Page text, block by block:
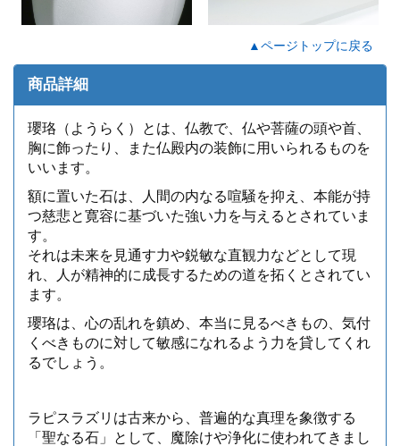
▲ページトップに戻る
商品詳細
瓔珞（ようらく）とは、仏教で、仏や菩薩の頭や首、
胸に飾ったり、また仏殿内の装飾に用いられるものを
いいます。
額に置いた石は、人間の内なる喧騒を抑え、本能が持
つ慈悲と寛容に基づいた強い力を与えるとされていま
す。
それは未来を見通す力や鋭敏な直観力などとして現
れ、人が精神的に成長するための道を拓くとされてい
ます。
瓔珞は、心の乱れを鎮め、本当に見るべきもの、気付
くべきものに対して敏感になれるよう力を貸してくれ
るでしょう。
ラピスラズリは古来から、普遍的な真理を象徴する
「聖なる石」として、魔除けや浄化に使われてきまし